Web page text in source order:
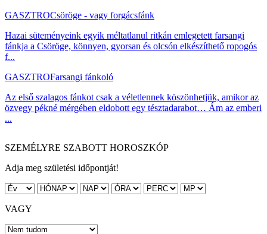
GASZTROCsöröge - vagy forgácsfánk
Hazai süteményeink egyik méltatlanul ritkán emlegetett farsangi
fánkja a Csöröge, könnyen, gyorsan és olcsón elkészíthető ropogós
f...
GASZTROFarsangi fánkoló
Az első szalagos fánkot csak a véletlennek köszönhetjük, amikor az
özvegy pékné mérgében eldobott egy tésztadarabot… Ám az emberi
...
SZEMÉLYRE SZABOTT HOROSZKÓP
Adja meg születési időpontját!
VAGY